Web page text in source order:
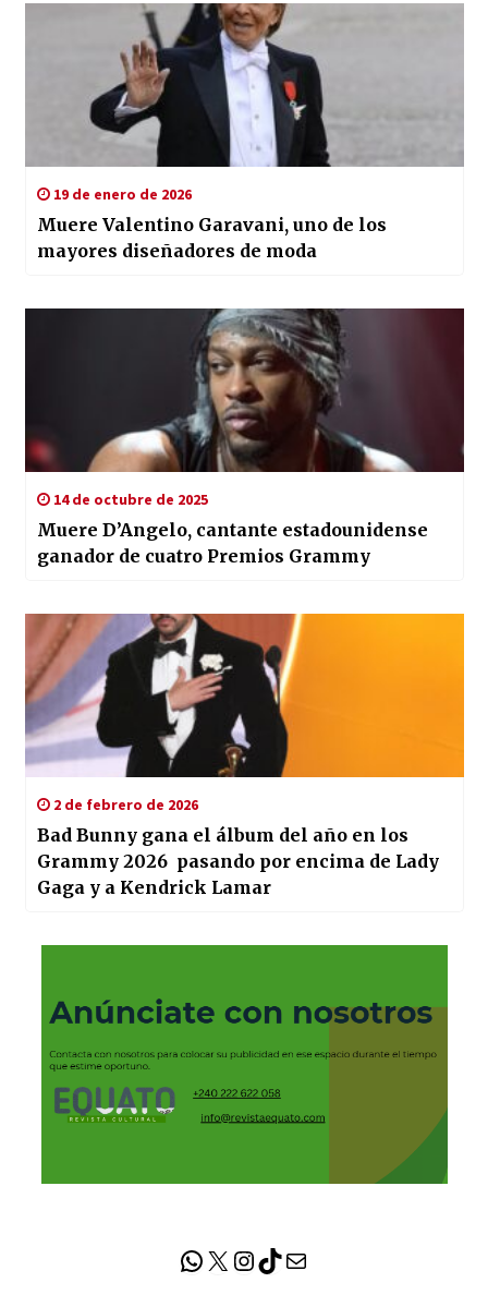
19 de enero de 2026
Muere Valentino Garavani, uno de los
mayores diseñadores de moda
14 de octubre de 2025
Muere D’Angelo, cantante estadounidense
ganador de cuatro Premios Grammy
2 de febrero de 2026
Bad Bunny gana el álbum del año en los
Grammy 2026 pasando por encima de Lady
Gaga y a Kendrick Lamar
WhatsApp
X Instagram
TikTokCorreo electrónico